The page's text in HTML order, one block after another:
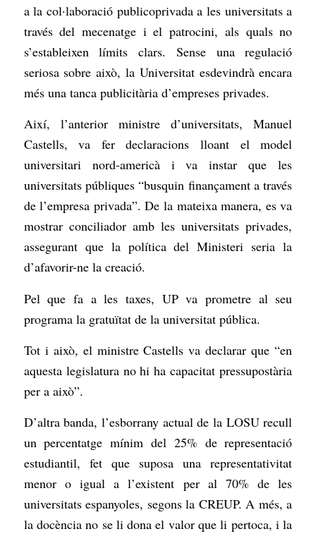
a la col·laboració publicoprivada a les universitats a
través del mecenatge i el patrocini, als quals no
s’estableixen límits clars. Sense una regulació
seriosa sobre això, la Universitat esdevindrà encara
més una tanca publicitària d’empreses privades.
Així, l’anterior ministre d’universitats, Manuel
Castells, va fer declaracions lloant el model
universitari nord-americà i va instar que les
universitats públiques “busquin finançament a través
de l’empresa privada”. De la mateixa manera, es va
mostrar conciliador amb les universitats privades,
assegurant que la política del Ministeri seria la
d’afavorir-ne la creació.
Pel que fa a les taxes, UP va prometre al seu
programa la gratuïtat de la universitat pública.
Tot i això, el ministre Castells va declarar que “en
aquesta legislatura no hi ha capacitat pressupostària
per a això”.
D’altra banda, l’esborrany actual de la LOSU recull
un percentatge mínim del 25% de representació
estudiantil, fet que suposa una representativitat
menor o igual a l’existent per al 70% de les
universitats espanyoles, segons la CREUP. A més, a
la docència no se li dona el valor que li pertoca, i la